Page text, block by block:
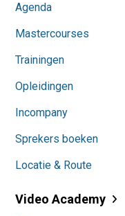
Agenda
Mastercourses
Trainingen
Opleidingen
Incompany
Sprekers boeken
Locatie & Route
Video Academy